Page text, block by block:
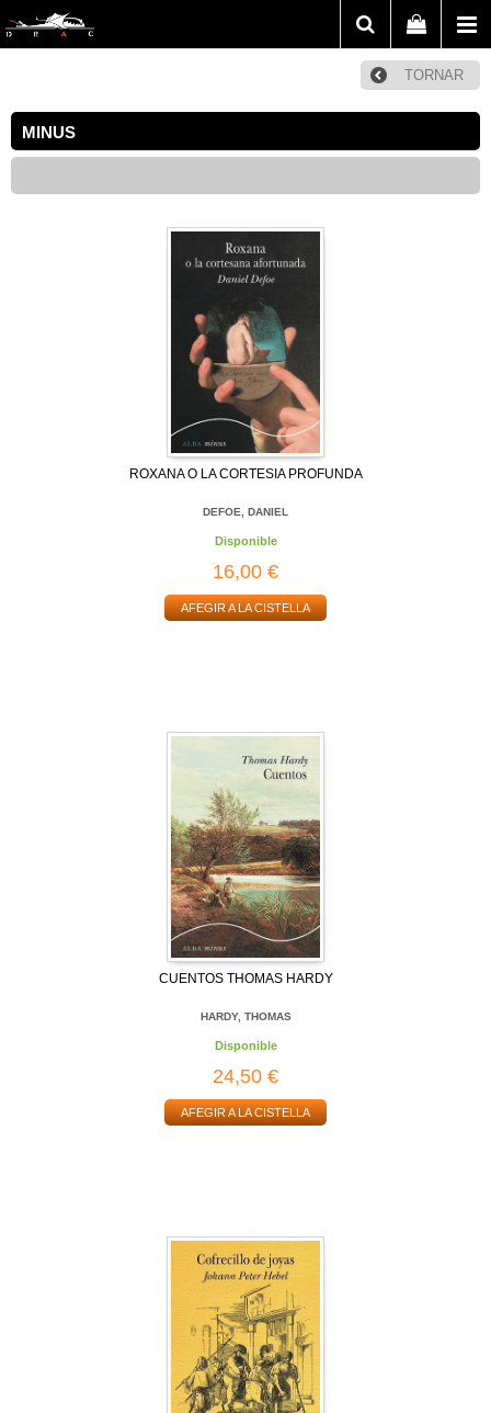
TORNAR
MINUS
ROXANA O LA CORTESIA PROFUNDA
DEFOE, DANIEL
Disponible
16,00 €
AFEGIR A LA CISTELLA
CUENTOS THOMAS HARDY
HARDY, THOMAS
Disponible
24,50 €
AFEGIR A LA CISTELLA